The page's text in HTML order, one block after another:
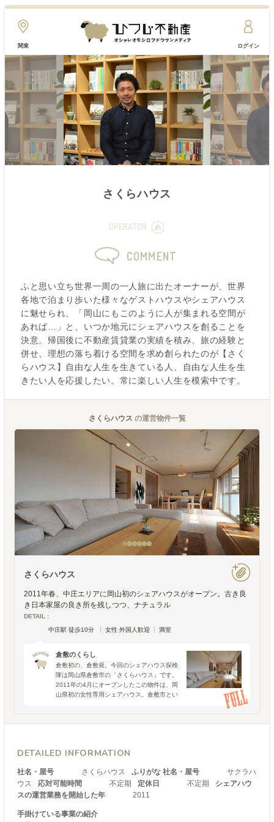
関東 ログイン
さくらハウス
OPERATOR
COMMENT
ふと思い立ち世界一周の一人旅に出たオーナーが、世界
各地で泊まり歩いた様々なゲストハウスやシェアハウス
に魅せられ、「岡山にもこのように人が集まれる空間が
あれば…」と、いつか地元にシェアハウスを創ることを
決意。帰国後に不動産賃貸業の実績を積み、旅の経験と
併せ、理想の落ち着ける空間を求め創られたのが【さく
らハウス】自由な人生を生きている人、自由な人生を生
きたい人を応援したい。常に楽しい人生を模索中です。
さくらハウス の運営物件一覧
さくらハウス
2011年春、中庄エリアに岡山初のシェアハウスがオープン。古き良
き日本家屋の良き所を残しつつ、ナチュラル
DETAIL :
中庄駅 徒歩10分
女性 外国人歓迎 満室
倉敷のくらし
倉敷初の、倉敷発。今回のシェアハウス探検
隊は岡山県倉敷市の「さくらハウス」です。
2011年の4月にオープンしたこの物件は、岡
山県初の女性専用シェアハウス。倉敷市とい
術館、瀬戸大橋などが有名ですが、それはあ
くまでも外から一
DETAILED INFORMATION
社名・屋号 さくらハウス ふりがな 社名・屋号
サクラハ
ウス
応対可能時間 不定期 定休日 不定期
シェアハウ
スの運営業務を開始した年
2011
手掛けている事業の紹介